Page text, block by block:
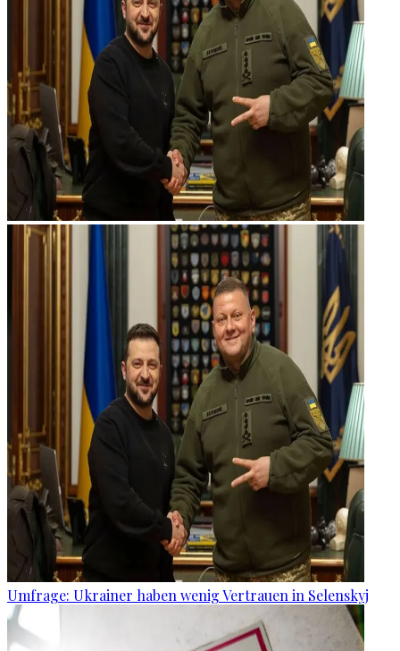
Umfrage: Ukrainer haben wenig Vertrauen in Selenskyj